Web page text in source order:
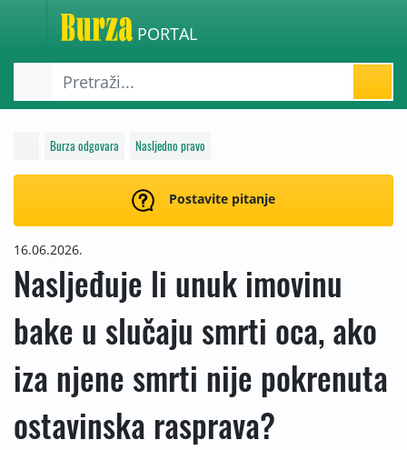
PORTAL
Burza odgovara Nasljedno pravo
Postavite pitanje
16.06.2026.
Nasljeđuje li unuk imovinu
bake u slučaju smrti oca, ako
iza njene smrti nije pokrenuta
ostavinska rasprava?